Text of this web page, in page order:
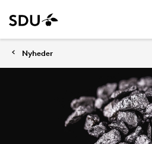
Nyheder